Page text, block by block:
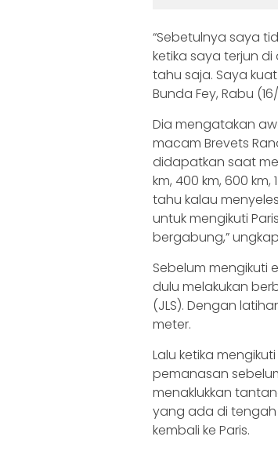
“Sebetulnya saya
ketika saya terjun
tahu saja. Saya
Bunda Fey, Rabu
Dia mengatakan
macam Brevets
didapatkan saat
km, 400 km, 600
tahu kalau
untuk mengikuti
bergabung,”
Sebelum mengikuti
dulu melakukan
(JLS). Dengan
meter.
Lalu ketika
pemanasan
menaklukkan
yang ada di tengah
kembali ke Paris.